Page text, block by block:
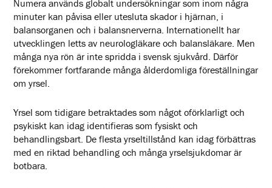
Numera används globalt undersökningar som inom några
minuter kan påvisa eller utesluta skador i hjärnan, i
balansorganen och i balansnerverna. Internationellt har
utvecklingen letts av neurologläkare och balansläkare. Men
många nya rön är inte spridda i svensk sjukvård. Därför
förekommer fortfarande många ålderdomliga föreställningar
om yrsel.
Yrsel som tidigare betraktades som något oförklarligt och
psykiskt kan idag identifieras som fysiskt och
behandlingsbart. De flesta yrseltillstånd kan idag förbättras
med en riktad behandling och många yrselsjukdomar är
botbara.